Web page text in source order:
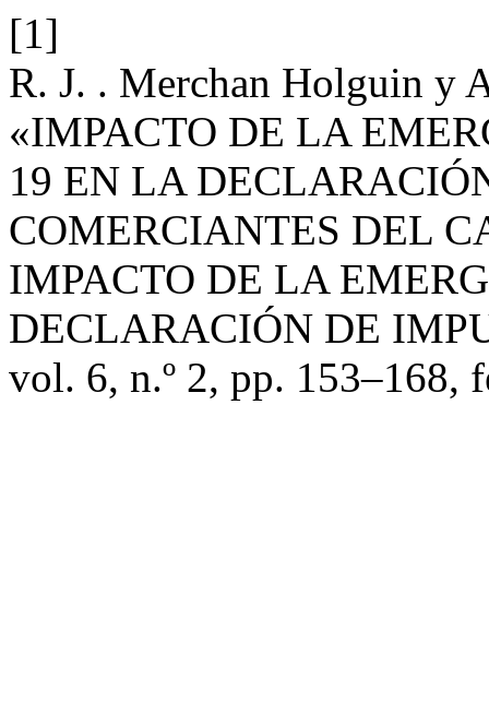
[1]
R. J. . Merchan Holguin y
«IMPACTO DE LA
19 EN LA
COMERCIANTES DEL
IMPACTO DE LA
DECLARACIÓN DE
vol. 6, n.º 2, pp. 153–168,